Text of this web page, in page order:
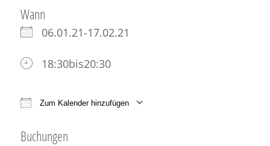
Wann
06.01.21-17.02.21
18:30bis20:30
Zum Kalender hinzufügen
Buchungen